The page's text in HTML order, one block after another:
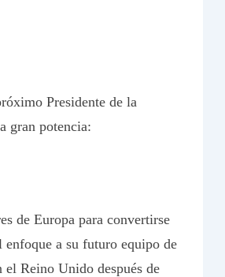
Presidente de la
gran potencia:
de Europa para convertirse
a su futuro equipo de
el Reino Unido después de